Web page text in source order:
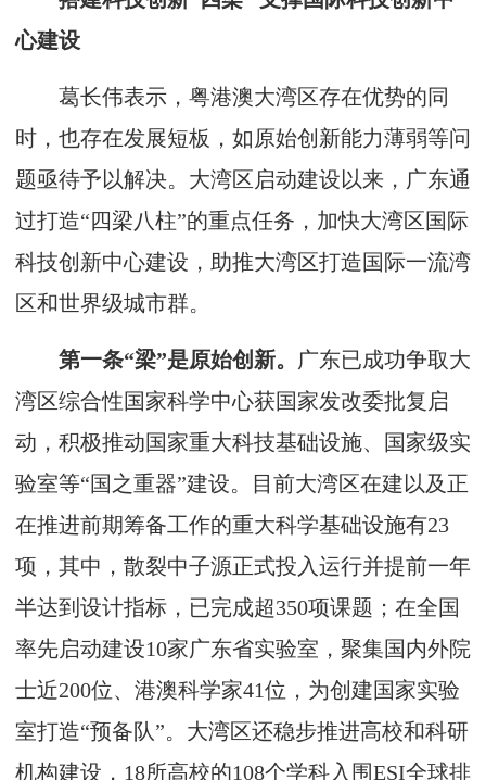
心建设
葛长伟表示，粤港澳大湾区存在优势的同
时，也存在发展短板，如原始创新能力薄弱等问
题亟待予以解决。大湾区启动建设以来，广东通
过打造“四梁八柱”的重点任务，加快大湾区国际
科技创新中心建设，助推大湾区打造国际一流湾
区和世界级城市群。
第一条“梁”是原始创新。 广东已成功争取大
湾区综合性国家科学中心获国家发改委批复启
动，积极推动国家重大科技基础设施、国家级实
验室等“国之重器”建设。目前大湾区在建以及正
在推进前期筹备工作的重大科学基础设施有23
项，其中，散裂中子源正式投入运行并提前一年
半达到设计指标，已完成超350项课题；在全国
率先启动建设10家广东省实验室，聚集国内外院
士近200位、港澳科学家41位，为创建国家实验
室打造“预备队”。大湾区还稳步推进高校和科研
机构建设，18所高校的108个学科入围ESI全球排